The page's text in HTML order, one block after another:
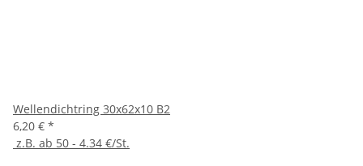
Wellendichtring 30x62x10 B2
6,20 € *
z.B. ab 50 - 4.34 €/St.